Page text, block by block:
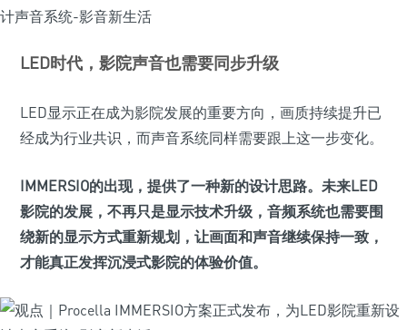
LED时代，影院声音也需要同步升级
LED显示正在成为影院发展的重要方向，画质持续提升已
经成为行业共识，而声音系统同样需要跟上这一步变化。
IMMERSIO的出现，提供了一种新的设计思路。未来LED
影院的发展，不再只是显示技术升级，音频系统也需要围
绕新的显示方式重新规划，让画面和声音继续保持一致，
才能真正发挥沉浸式影院的体验价值。